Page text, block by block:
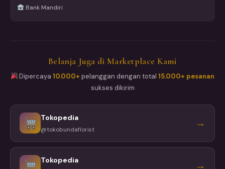
Bank Mandiri
Belanja Juga di Marketplace Kami
Dipercaya10.000+ pelanggan dengan total15.000+ pesanan
sukses dikirim
Tokopedia
@tokobundaflorist →
Tokopedia →